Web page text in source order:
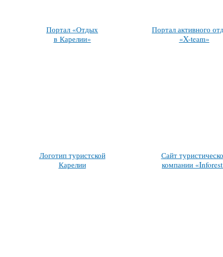
Портал «Отдых
в Карелии»
Портал активного
«X-team»
Логотип туристской
Карелии
Сайт
компании